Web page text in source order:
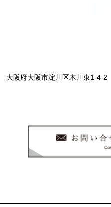
大阪府大阪市淀川区木川東1-4-2